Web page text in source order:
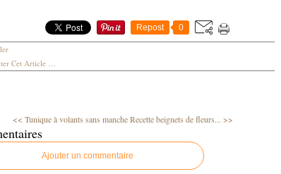
Repost 0
Cet Article …
<< Tunique à volants sans mancheRecette beignets de fleurs... >>
Ajouter un commentaire